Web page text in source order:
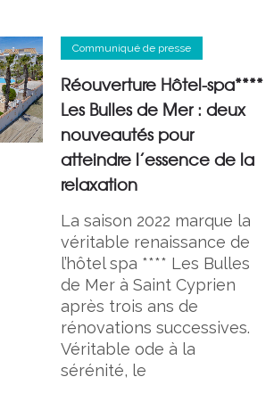
Communiqué de presse
Réouverture Hôtel-spa****
Les Bulles de Mer : deux
nouveautés pour
atteindre l’essence de la
relaxation
La saison 2022 marque la
véritable renaissance de
l’hôtel spa **** Les Bulles
de Mer à Saint Cyprien
après trois ans de
rénovations successives.
Véritable ode à la
sérénité, le